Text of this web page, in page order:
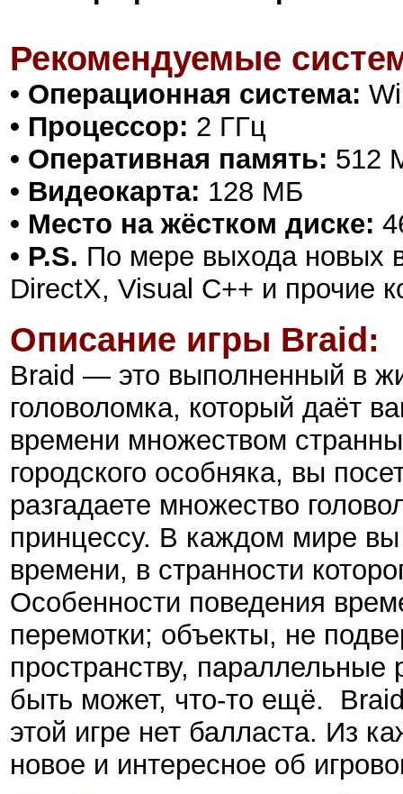
Рекомендуемые
• Операционная система:
• Процессор: 2 ГГц
• Оперативная память: 512
• Видеокарта: 128 МБ
• Место на жёстком диске:
• P.S. По мере выхода новых
DirectX, Visual C++ и прочие
Описание игры Braid:
Braid — это выполненный в
головоломка, который даёт
времени множеством
городского особняка, вы
разгадаете множество
принцессу. В каждом мире вы
времени, в странности
Особенности поведения
перемотки; объекты, не
пространству,
быть может, что-то ещё.
этой игре нет балласта. Из
новое и интересное об